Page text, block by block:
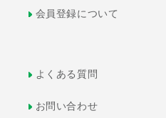
会員登録について
よくある質問
お問い合わせ